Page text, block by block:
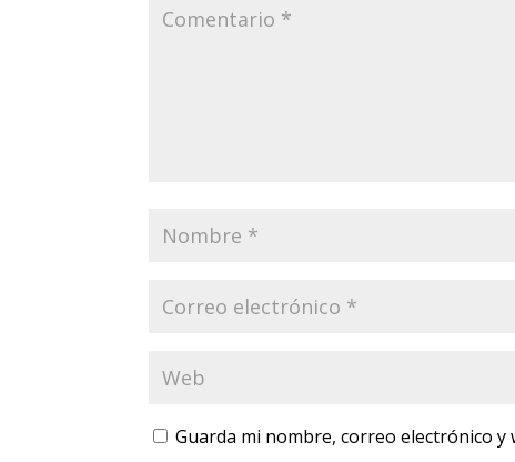
Guarda mi nombre, correo electrónico